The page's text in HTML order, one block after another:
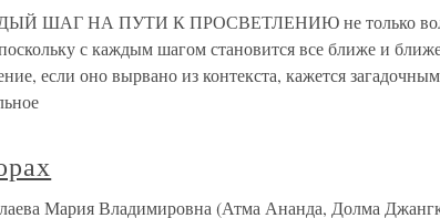
ШАГ НА ПУТИ К ПРОСВЕТЛЕНИЮ не только
с каждым шагом становится все ближе и
если оно вырвано из контекста, кажется
Мария Владимировна (Атма Ананда, Долма